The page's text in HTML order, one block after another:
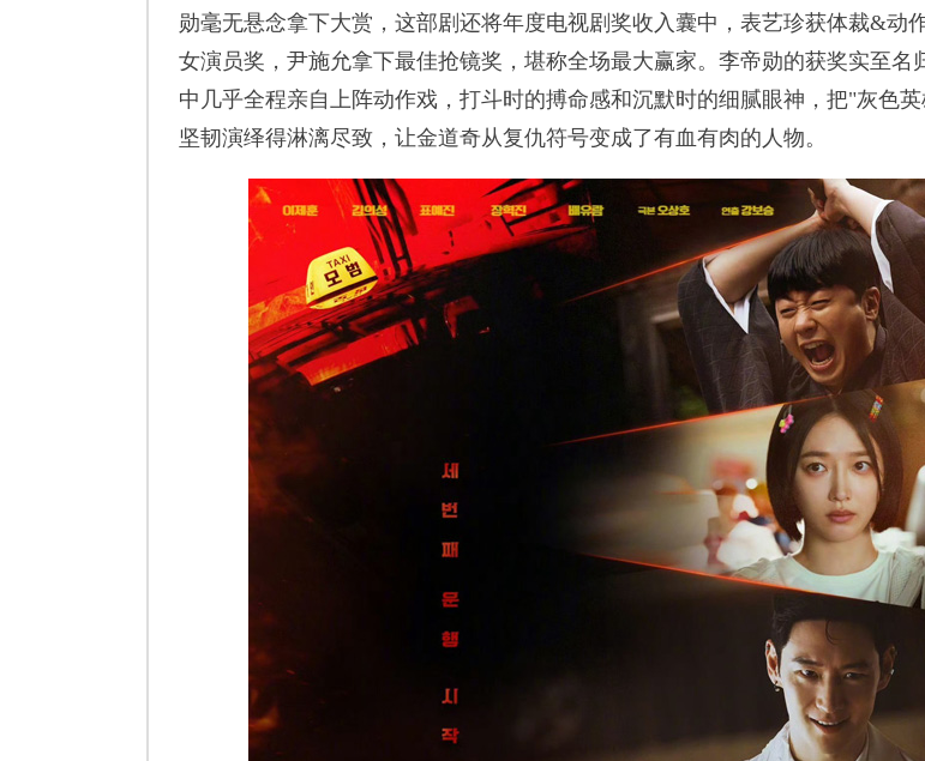
勋毫无悬念拿下大赏，这部剧还将年度电视剧奖收入囊中，表艺珍获体裁&动
女演员奖，尹施允拿下最佳抢镜奖，堪称全场最大赢家。李帝勋的获奖实至名
中几乎全程亲自上阵动作戏，打斗时的搏命感和沉默时的细腻眼神，把"灰色
坚韧演绎得淋漓尽致，让金道奇从复仇符号变成了有血有肉的人物。